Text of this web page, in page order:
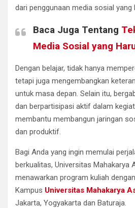
dari penggunaan media sosial yang
Baca Juga Tentang
Media Sosial yang
Dengan belajar, tidak hanya
tetapi juga mengembangkan
untuk masa depan. Selain itu,
dan berpartisipasi aktif dalam
membantu membangun jaringan
dan produktif.
Bagi Anda yang ingin memulai
berkualitas, Universitas Mahakarya
menawarkan program kuliah
Kampus Universitas Mahakarya
Jakarta, Yogyakarta dan Baturaja.